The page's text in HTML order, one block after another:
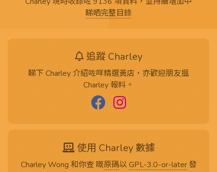
睇晒完整目錄
追蹤 Charley
睇下 Charley 介紹咗咩精選黃店，亦歡迎朋友搵
Charley 報料。
使用 Charley 數據
Charley Wong 和你查 嘅原碼以GPL-3.0-or-later發